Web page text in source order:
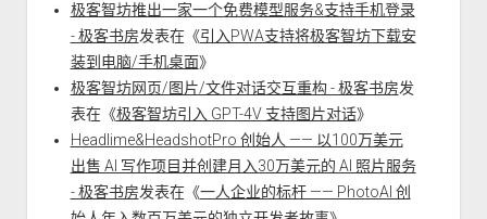
极客智坊推出一家一个免费模型服务&支持手机登录
- 极客书房发表在《引入PWA支持将极客智坊下载安
装到电脑/手机桌面》
极客智坊网页/图片/文件对话交互重构 - 极客书房发
表在《极客智坊引入 GPT-4V 支持图片对话》
Headlime&HeadshotPro 创始人 —— 以100万美元
出售 AI 写作项目并创建月入30万美元的 AI 照片服务
- 极客书房发表在《一人企业的标杆 —— PhotoAI 创